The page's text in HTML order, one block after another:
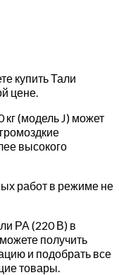
купить Тали
цене.
кг (модель J) может
высокого
работ в режиме не
РА (220 В) в
получить
и подобрать все
товары.